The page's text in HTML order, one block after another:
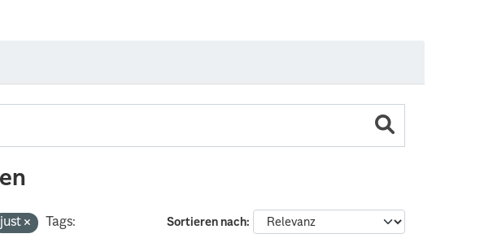
Sortieren nach
just
Tags: